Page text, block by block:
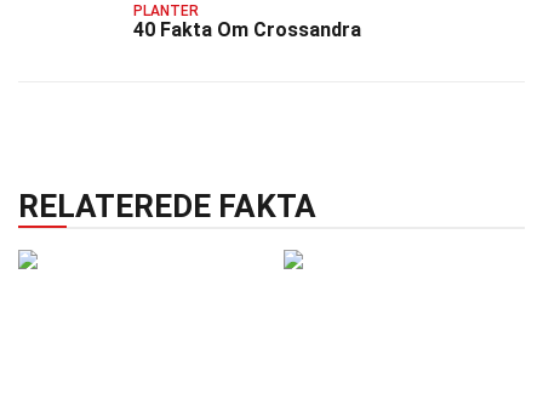
PLANTER
40 Fakta Om Crossandra
RELATEREDE FAKTA